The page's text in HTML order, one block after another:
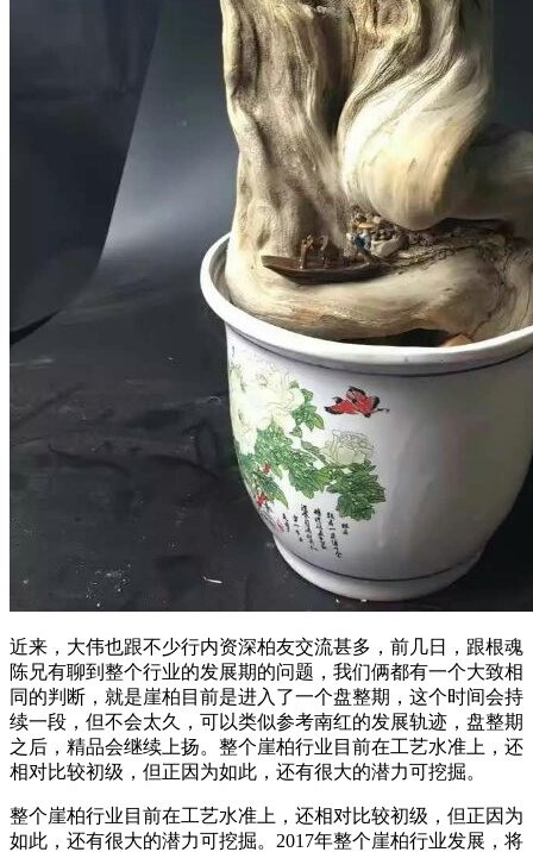
近来，大伟也跟不少行内资深柏友交流甚多，前几日，跟根魂
陈兄有聊到整个行业的发展期的问题，我们俩都有一个大致相
同的判断，就是崖柏目前是进入了一个盘整期，这个时间会持
续一段，但不会太久，可以类似参考南红的发展轨迹，盘整期
之后，精品会继续上扬。整个崖柏行业目前在工艺水准上，还
相对比较初级，但正因为如此，还有很大的潜力可挖掘。
整个崖柏行业目前在工艺水准上，还相对比较初级，但正因为
如此，还有很大的潜力可挖掘。2017年整个崖柏行业发展，将